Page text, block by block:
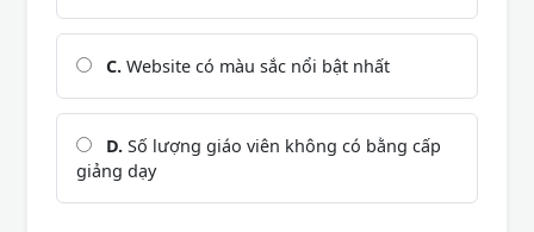
C. Website có màu sắc nổi bật nhất
D. Số lượng giáo viên không có bằng cấp
giảng dạy